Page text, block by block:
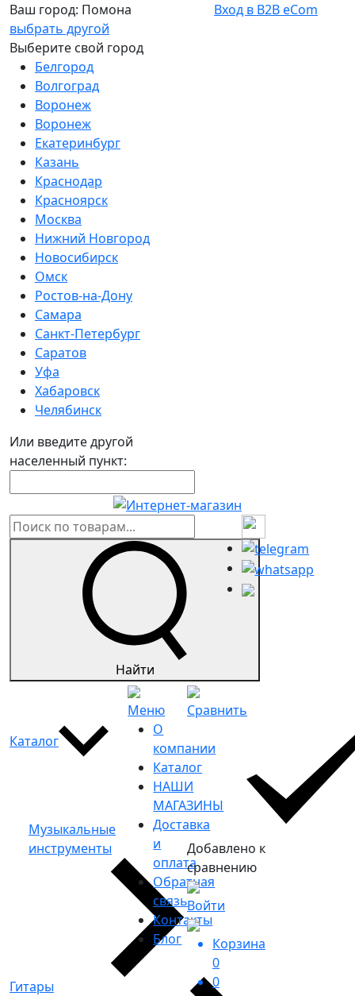
Ваш город: Помона
выбрать другой
Выберите свой город
Белгород
Волгоград
Воронеж
Воронеж
Екатеринбург
Казань
Краснодар
Красноярск
Москва
Нижний Новгород
Новосибирск
Омск
Ростов-на-Дону
Самара
Санкт-Петербург
Саратов
Уфа
Хабаровск
Челябинск
Или введите другой
населенный пункт:
Вход в B2B eCom
Найти
Каталог
Музыкальные
инструменты
Гитары
Меню
О
компании
Каталог
НАШИ
МАГАЗИНЫ
Доставка
и
оплата
Обратная
связь
Контакты
Блог
Сравнить
Добавлено к
сравнению
Войти
Корзина
0
0